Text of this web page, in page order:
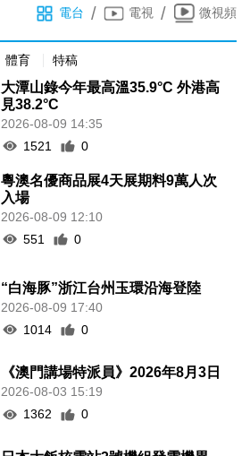
電台 / 電視 / 微視頻
體育 特稿
大潭山錄今年最高溫35.9°C 外港高
見38.2°C
2026-08-09 14:35
1521
0
粵澳名優商品展4天展期料9萬人次
入場
2026-08-09 12:10
551
0
“白海豚”浙江台州玉環沿海登陸
2026-08-09 17:40
1014
0
《澳門講場特派員》2026年8月3日
2026-08-03 15:19
1362
0